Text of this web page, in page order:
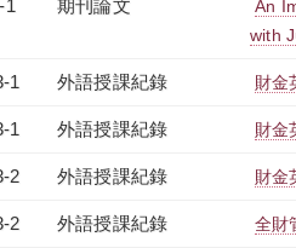
1 期刊論文
An
with
1 外語授課紀錄 財金
1 外語授課紀錄 財金
2 外語授課紀錄 財金
2 外語授課紀錄 全財